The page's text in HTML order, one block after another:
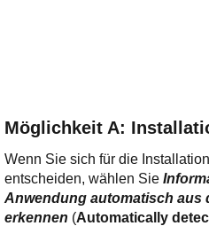
Möglichkeit A:
Wenn Sie sich für die
entscheiden, wählen Sie
Anwendung automatisch aus
erkennen (Automatically